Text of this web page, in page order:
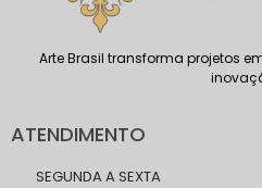
Arte Brasil transforma projetos
ATENDIMENTO
SEGUNDA A SEXTA